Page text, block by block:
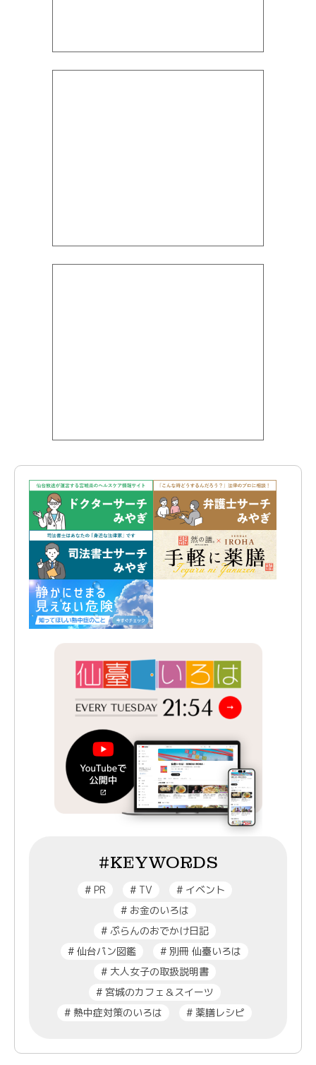
#KEYWORDS
#PR #TV #イベント
#お金のいろは
#ぷらんのおでかけ日記
# 仙台パン図鑑 # 別冊 仙臺いろは
#大人女子の取扱説明書
#宮城のカフェ＆スイーツ
# 熱中症対策のいろは # 薬膳レシピ